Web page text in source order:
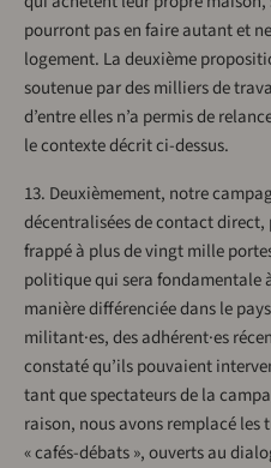
pourront pas en faire autant et
logement. La deuxième
soutenue par des milliers de
d’entre elles n’a permis de
le contexte décrit ci-dessus.
13. Deuxièmement, notre
décentralisées de contact
frappé à plus de vingt mille
politique qui sera fondamentale
manière différenciée dans le
militant·es, des adhérent·es
constaté qu’ils pouvaient
tant que spectateurs de la
raison, nous avons remplacé
« cafés-débats », ouverts au